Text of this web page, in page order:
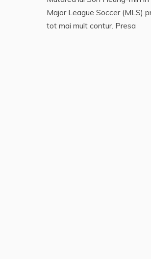
Major League Soccer (MLS)
tot mai mult contur. Presa